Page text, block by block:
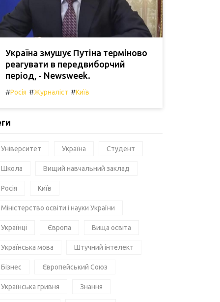
Україна змушує Путіна терміново
реагувати в передвиборчий
період, - Newsweek.
#Росія #Журналіст #Київ
Університет Україна Студент
Школа Вищий навчальний заклад
Росія Київ
Міністерство освіти і науки України
Українці Європа Вища освіта
Українська мова Штучний інтелект
Бізнес Європейський Союз
Українська гривня Знання